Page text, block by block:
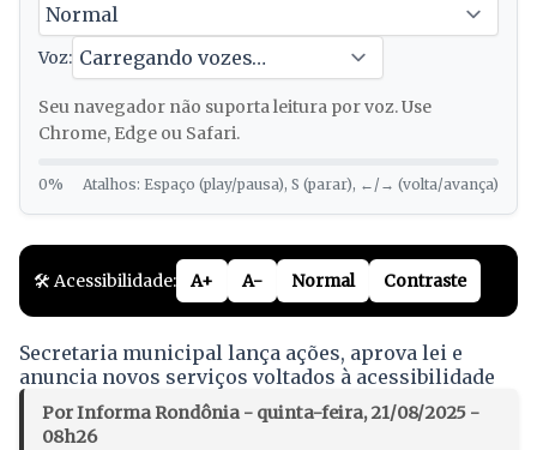
Voz:
Seu navegador não suporta leitura por voz. Use
Chrome, Edge ou Safari.
0% Atalhos: Espaço (play/pausa), S (parar), ←/→ (volta/avança)
🛠️ Acessibilidade: A+ A- Normal Contraste
Secretaria municipal lança ações, aprova lei e
anuncia novos serviços voltados à acessibilidade
Por Informa Rondônia - quinta-feira, 21/08/2025 -
08h26